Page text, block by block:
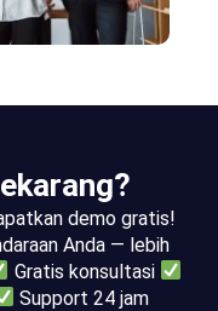
demo gratis!
Anda — lebih
Gratis konsultasi
Support 24 jam